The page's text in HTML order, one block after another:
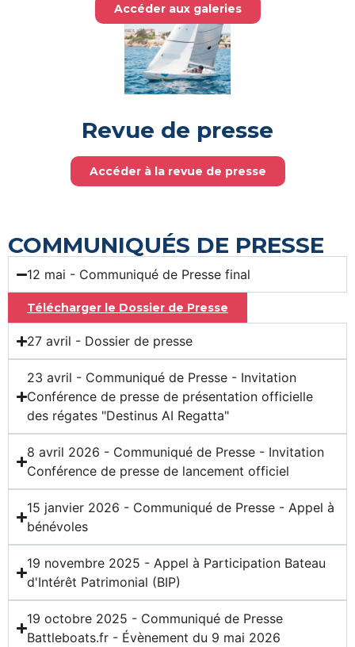
Accéder aux galeries
Revue de presse
Accéder à la revue de presse
COMMUNIQUÉS DE PRESSE
12 mai - Communiqué de Presse final
Télécharger le Dossier de Presse
27 avril - Dossier de presse
23 avril - Communiqué de Presse - Invitation
Conférence de presse de présentation officielle
des régates "Destinus AI Regatta"
8 avril 2026 - Communiqué de Presse - Invitation
Conférence de presse de lancement officiel
15 janvier 2026 - Communiqué de Presse - Appel à
bénévoles
19 novembre 2025 - Appel à Participation Bateau
d'Intérêt Patrimonial (BIP)
19 octobre 2025 - Communiqué de Presse
Battleboats.fr - Évènement du 9 mai 2026